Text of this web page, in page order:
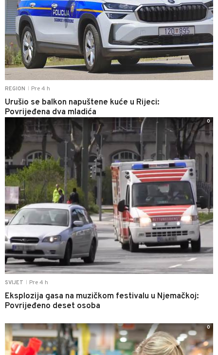
REGION Pre 4 h
Urušio se balkon napuštene kuće u Rijeci:
Povrijeđena dva mladića
SVIJET Pre 4 h
Eksplozija gasa na muzičkom festivalu u Njemačkoj:
Povrijeđeno deset osoba
0
0